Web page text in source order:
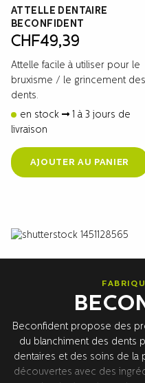
ATTELLE DENTAIRE
BECONFIDENT
CHF49,39
Attelle facile à utiliser pour le
bruxisme / le grincement des
dents.
en stock
1 à 3 jours de
livraison
AJOUTER AU PANIER
Beconfident propose des
du blanchiment des dents
dentaires et des soins de la
découvertes avec des